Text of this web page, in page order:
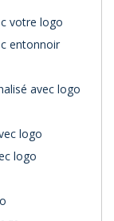
votre logo
entonnoir
avec logo
logo
logo